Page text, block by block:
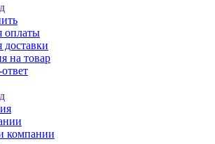
оплаты
доставки
на товар
компании